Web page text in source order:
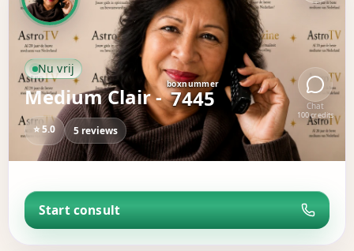
Chat
100 credits
Nu vrij
Medium Clair -boxnummer
7445
⭐ 5.0 5 reviews
Start consult